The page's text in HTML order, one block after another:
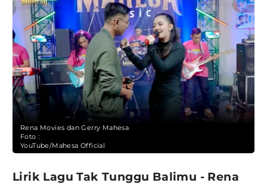
Rena Movies dan Gerry Mahesa
Foto :
YouTube/Mahesa Official
Lirik Lagu Tak Tunggu Balimu - Rena